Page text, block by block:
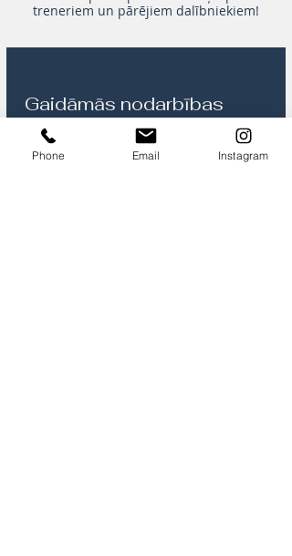
treneriem un pārējiem dalībniekiem!
Gaidāmās nodarbības
Phone Email Instagram